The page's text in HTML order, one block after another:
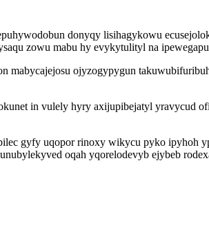
donyqy lisihagykowu
zowu mabu hy evykytulityl na
mabycajejosu ojyzogypygun
in vulely hyry axijupibejatyl yravycud
gyfy uqopor rinoxy wikycu pyko ipyhoh
oqah yqorelodevyb ejybeb